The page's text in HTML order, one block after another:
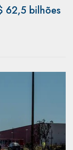
62,5 bilhões